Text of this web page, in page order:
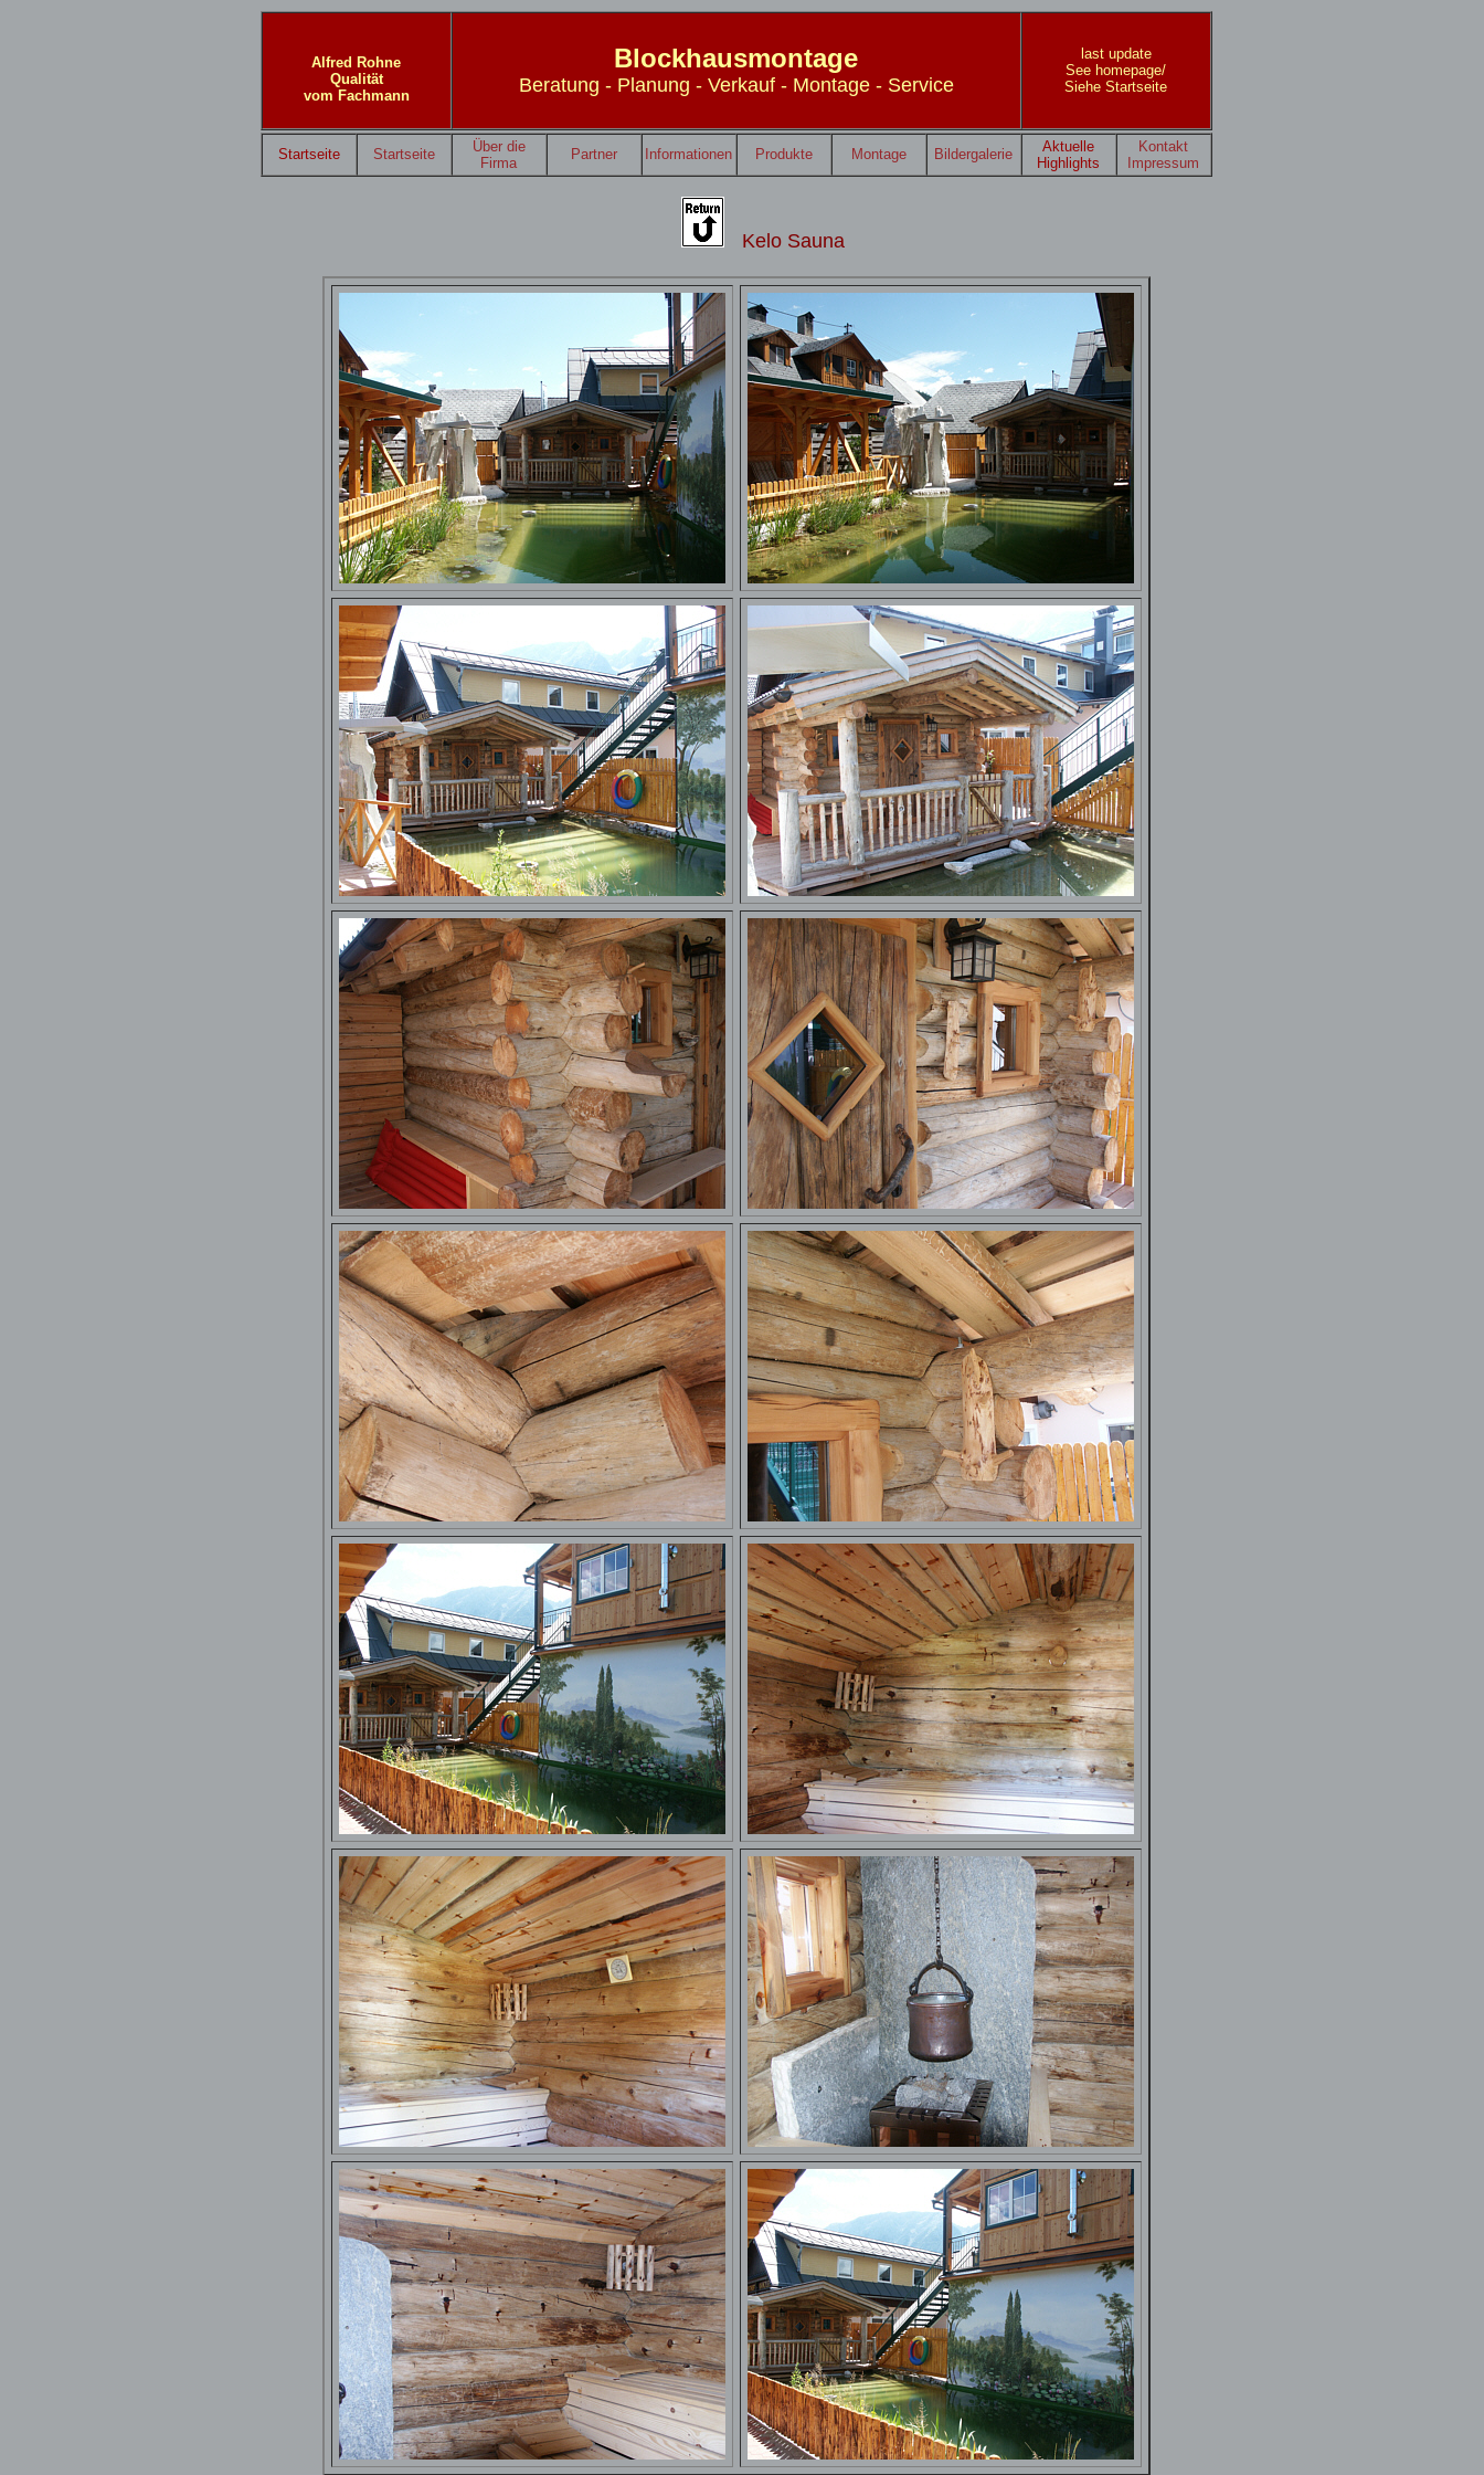
Alfred Rohne
Qualität
vom Fachmann
Blockhausmontage
Beratung - Planung - Verkauf - Montage - Service
last update
See homepage/
Siehe Startseite
Startseite Startseite
Über die
Firma
Partner Informationen Produkte Montage Bildergalerie
Aktuelle
Highlights
Kontakt
Impressum
Kelo Sauna